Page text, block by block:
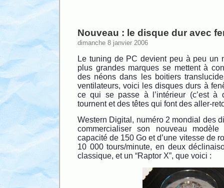
Nouveau : le disque dur avec
dimanche 8 janvier 2006
Le tuning de PC devient peu à peu un
plus grandes marques se mettent à
des néons dans les boitiers
ventilateurs, voici les disques durs à
ce qui se passe à l’intérieur (c’est à
tournent et des têtes qui font des aller-
Western Digital, numéro 2 mondial des
commercialiser son nouveau modèle
capacité de 150 Go et d’une vitesse de
10 000 tours/minute, en deux
classique, et un “Raptor X”, que voici :